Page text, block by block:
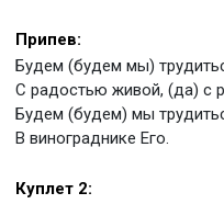
Припев:
Будем (будем мы)
С радостью живой, (да) с
Будем (будем) мы
В винограднике Его.
Куплет 2: